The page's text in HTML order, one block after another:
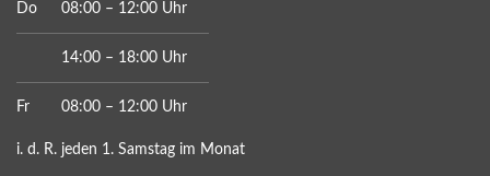
Do 08:00 – 12:00 Uhr
14:00 – 18:00 Uhr
Fr 08:00 – 12:00 Uhr
i. d. R. jeden 1. Samstag im Monat